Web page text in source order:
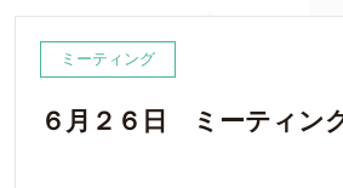
ミーティング
６月２６日 ミーティン